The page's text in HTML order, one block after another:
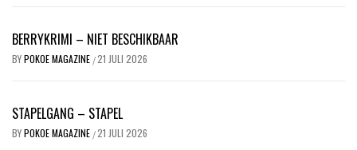
BERRYKRIMI – NIET BESCHIKBAAR
BYPOKOE MAGAZINE /21 JULI 2026
STAPELGANG – STAPEL
BYPOKOE MAGAZINE /21 JULI 2026